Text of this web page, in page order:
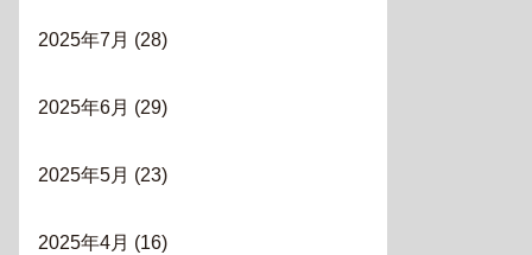
2025年7月 (28)
2025年6月 (29)
2025年5月 (23)
2025年4月 (16)